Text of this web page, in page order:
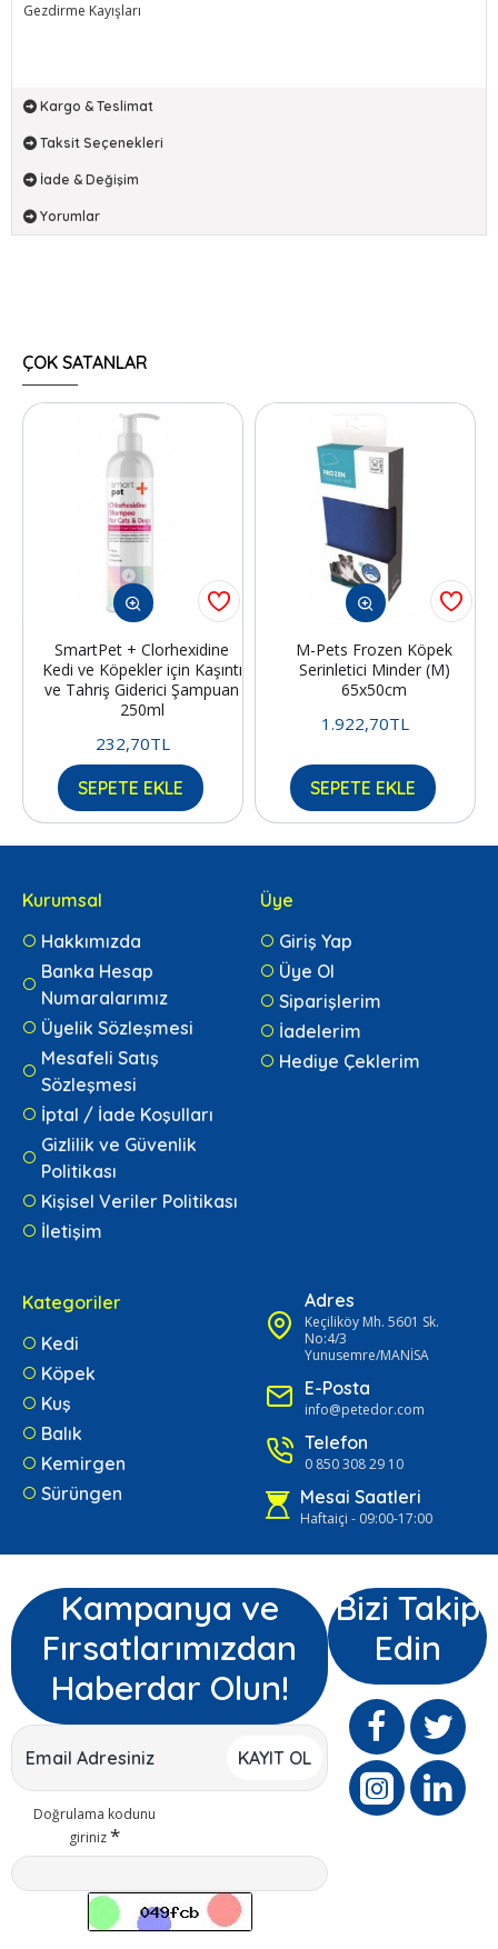
Gezdirme Kayışları
Kargo & Teslimat
Taksit Seçenekleri
İade & Değişim
Yorumlar
ÇOK SATANLAR
SmartPet + Clorhexidine
Kedi ve Köpekler için Kaşıntı
ve Tahriş Giderici Şampuan
250ml
232,70TL
SEPETE EKLE
M-Pets Frozen Köpek
Serinletici Minder (M)
65x50cm
1.922,70TL
SEPETE EKLE
Kurumsal
Hakkımızda
Banka Hesap
Numaralarımız
Üyelik Sözleşmesi
Mesafeli Satış
Sözleşmesi
İptal / İade Koşulları
Gizlilik ve Güvenlik
Politikası
Kişisel Veriler Politikası
İletişim
Üye
Giriş Yap
Üye Ol
Siparişlerim
İadelerim
Hediye Çeklerim
Kategoriler
Kedi
Köpek
Kuş
Balık
Kemirgen
Sürüngen
Adres
Keçiliköy Mh. 5601 Sk.
No:4/3
Yunusemre/MANİSA
E-Posta
info@petedor.com
Telefon
0 850 308 29 10
Mesai Saatleri
Haftaiçi - 09:00-17:00
Kampanya ve
Fırsatlarımızdan
Haberdar Olun!
KAYIT OL
Doğrulama kodunu
giriniz
Bizi Takip
Edin